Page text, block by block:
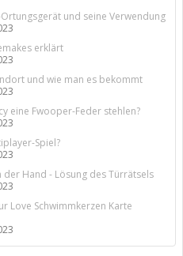
und seine Verwendung
erklärt
und wie man es bekommt
eine Fwooper-Feder stehlen?
Spiel?
der Hand - Lösung des Türrätsels
Love Schwimmkerzen Karte